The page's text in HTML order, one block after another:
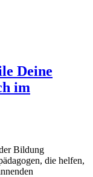
Deine
im
Bildung
die helfen,